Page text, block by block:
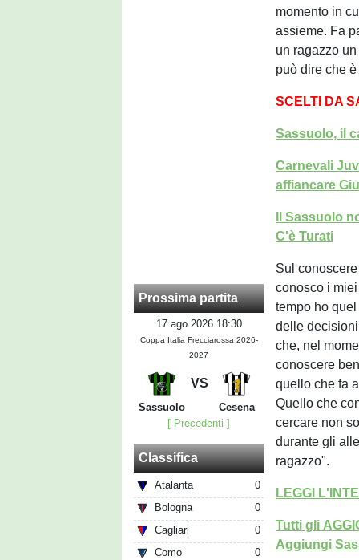
Prossima partita
17 ago 2026 18:30
Coppa Italia Frecciarossa 2026-
2027
VS
Sassuolo
Cesena
[ Precedenti ]
Classifica
Atalanta
0
Bologna
0
Cagliari
0
Como
0
momento in
assieme. Fa
un ragazzo
può dire che
SCELTI DA
Sassuolo, il
Carnevali
affiancare
Il Sassuolo
C'è Turati
Sul
conosco i
tempo ho
delle
che, nel
conoscere
quello che fa
Quello che
cercare non
durante gli
ragazzo".
LEGGI
Tutti gli
Aggiungi